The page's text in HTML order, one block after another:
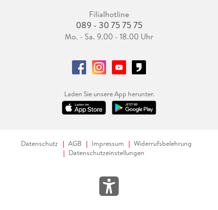
Filialhotline
089 - 30 75 75 75
Mo. - Sa. 9.00 - 18.00 Uhr
Laden Sie unsere App herunter.
Datenschutz AGB Impressum
Widerrufsbelehrung
Datenschutzeinstellungen